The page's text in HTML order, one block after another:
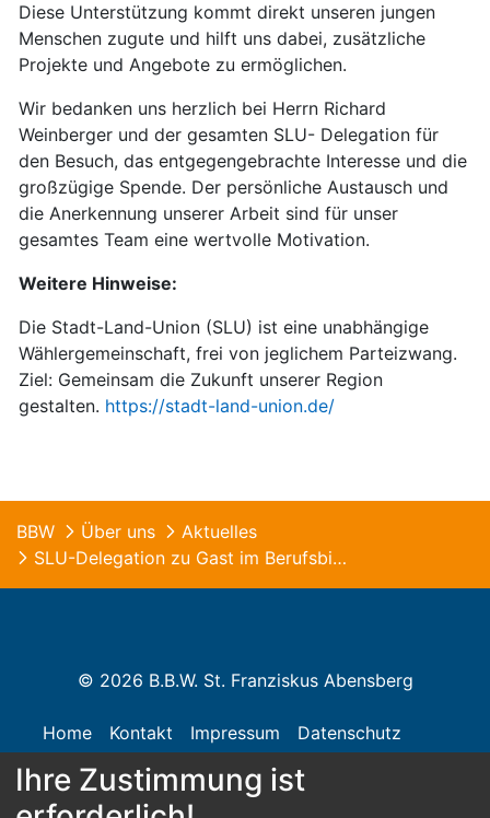
Diese Unterstützung kommt direkt unseren jungen
Menschen zugute und hilft uns dabei, zusätzliche
Projekte und Angebote zu ermöglichen.
Wir bedanken uns herzlich bei Herrn Richard
Weinberger und der gesamten SLU- Delegation für
den Besuch, das entgegengebrachte Interesse und die
großzügige Spende. Der persönliche Austausch und
die Anerkennung unserer Arbeit sind für unser
gesamtes Team eine wertvolle Motivation.
Weitere Hinweise:
Die Stadt-Land-Union (SLU) ist eine unabhängige
Wählergemeinschaft, frei von jeglichem Parteizwang.
Ziel: Gemeinsam die Zukunft unserer Region
gestalten. https://stadt-land-union.de/
BBW Über uns
Aktuelles
SLU-Delegation zu Gast im Berufsbildungswerk
© 2026 B.B.W. St. Franziskus Abensberg
Home Kontakt Impressum
Datenschutz
Barrierefreiheit
Ihre Zustimmung ist